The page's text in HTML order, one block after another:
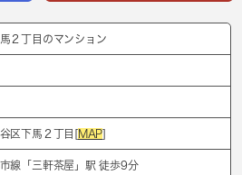
２丁目のマンション
区下馬２丁目[MAP]
線「 三軒茶屋 」駅 徒歩9分